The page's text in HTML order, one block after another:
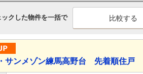
ックした物件を一括で
サンメゾン練馬高野台 先着順住戸